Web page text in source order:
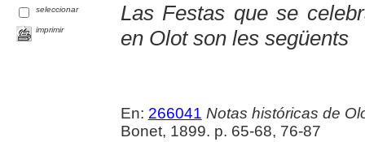
seleccionar
imprimir
Las Festas que se
en Olot son les següents
En: 266041 Notas históricas de
Bonet, 1899. p. 65-68, 76-87